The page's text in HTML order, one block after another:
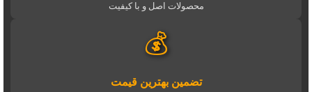
محصولات اصل و با کیفیت
💰
تضمین بهترین قیمت